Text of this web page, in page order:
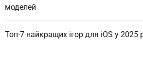
моделей
Топ-7 найкращих ігор для iOS у 2025